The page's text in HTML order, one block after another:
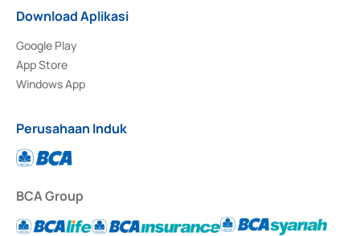
Download Aplikasi
Google Play
App Store
Windows App
Perusahaan Induk
BCA Group